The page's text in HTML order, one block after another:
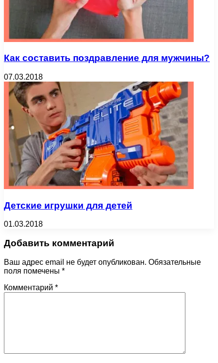
Как составить поздравление для мужчины?
07.03.2018
Детские игрушки для детей
01.03.2018
Добавить комментарий
Ваш адрес email не будет опубликован. Обязательные
поля помечены *
Комментарий *